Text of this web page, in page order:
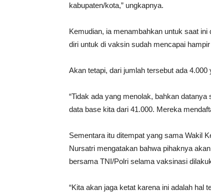
kabupaten/kota,” ungkapnya.
Kemudian, ia menambahkan untuk saat
diri untuk di vaksin sudah mencapai
Akan tetapi, dari jumlah tersebut ada
“Tidak ada yang menolak, bahkan
data base kita dari 41.000. Mereka
Sementara itu ditempat yang sama Wakil
Nursatri mengatakan bahwa pihaknya
bersama TNI/Polri selama vaksinasi
“Kita akan jaga ketat karena ini adalah hal